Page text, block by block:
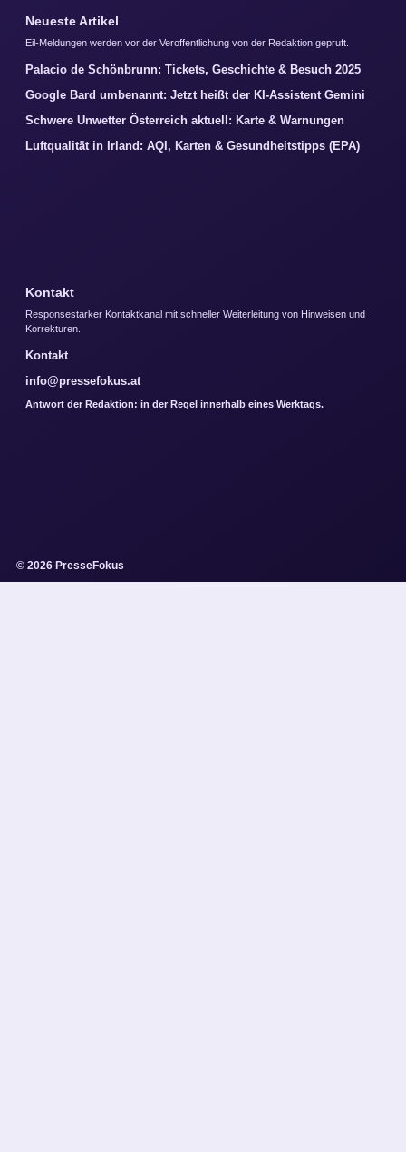
Neueste Artikel
Eil-Meldungen werden vor der Veroffentlichung von der Redaktion gepruft.
Palacio de Schönbrunn: Tickets, Geschichte & Besuch 2025
Google Bard umbenannt: Jetzt heißt der KI-Assistent Gemini
Schwere Unwetter Österreich aktuell: Karte & Warnungen
Luftqualität in Irland: AQI, Karten & Gesundheitstipps (EPA)
Kontakt
Responsestarker Kontaktkanal mit schneller Weiterleitung von Hinweisen und
Korrekturen.
Kontakt
info@pressefokus.at
Antwort der Redaktion: in der Regel innerhalb eines Werktags.
© 2026 PresseFokus